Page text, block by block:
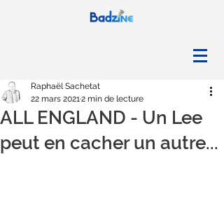
ALL ENGLAND - Un Lee
peut en cacher un autre...
Raphaël Sachetat
22 mars 20212 min de lecture